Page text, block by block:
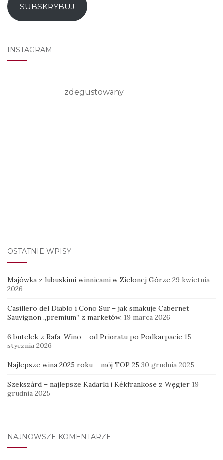
SUBSKRYBUJ
INSTAGRAM
zdegustowany
OSTATNIE WPISY
Majówka z lubuskimi winnicami w Zielonej Górze 29 kwietnia
2026
Casillero del Diablo i Cono Sur – jak smakuje Cabernet
Sauvignon „premium” z marketów. 19 marca 2026
6 butelek z Rafa-Wino – od Prioratu po Podkarpacie 15
stycznia 2026
Najlepsze wina 2025 roku – mój TOP 25 30 grudnia 2025
Szekszárd – najlepsze Kadarki i Kékfrankose z Węgier 19
grudnia 2025
NAJNOWSZE KOMENTARZE